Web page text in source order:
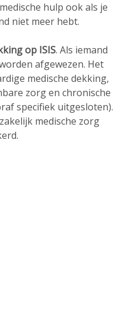
hulp ook als je
niet meer hebt.
op ISIS. Als iemand
afgewezen. Het
medische dekking,
zorg en chronische
specifiek uitgesloten).
medische zorg